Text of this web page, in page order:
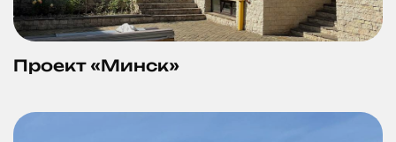
Проект «Минск»